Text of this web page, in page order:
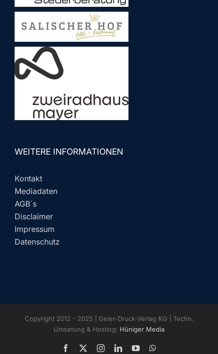
WEITERE INFORMATIONEN
Kontakt
Mediadaten
AGB´s
Disclaimer
Impressum
Datenschutz
Copyright 2012 - 2025 | Geier-Druck-Verlag KG | Techn.
Umsetung & Hosting: Hüniger Media
Facebook InstagramLinkedInYouTube